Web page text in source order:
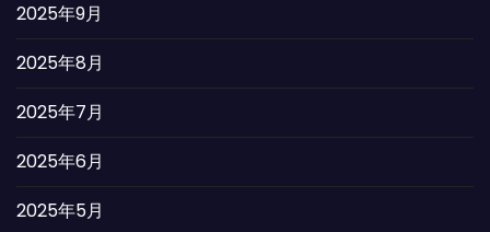
2025年9月
2025年8月
2025年7月
2025年6月
2025年5月